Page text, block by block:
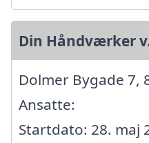
Din Håndværker
Dolmer Bygade 7,
Ansatte:
Startdato: 28. maj